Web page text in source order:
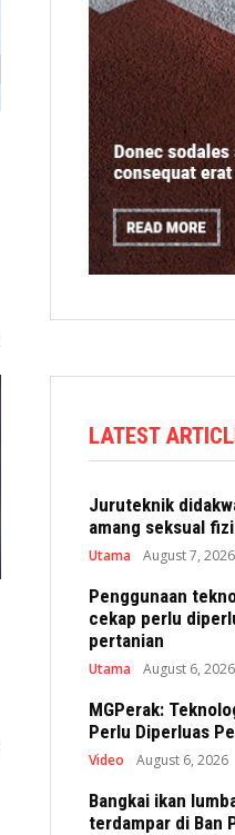
LATEST
Juruteknik
amang seksual
Utama August 7, 2026
Penggunaan
cekap perlu
pertanian
Utama August 6, 2026
MGPerak:
Perlu Diperluas
Video August 6, 2026
Bangkai ikan
terdampar di Ban